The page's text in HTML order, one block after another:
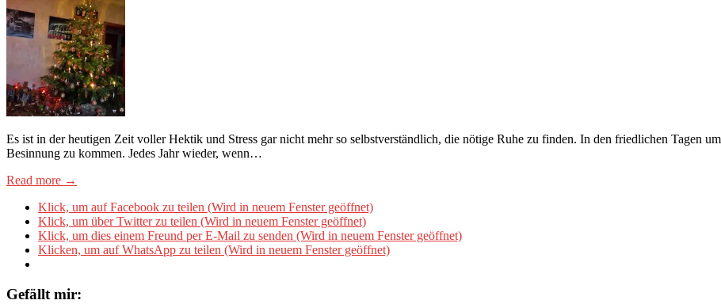
Es ist in der heutigen Zeit voller Hektik und Stress gar nicht mehr so selbstverständlich, die nötige Ruhe zu finden. In den friedlichen Tagen
Besinnung zu kommen. Jedes Jahr wieder, wenn…
Read more →
Klick, um auf Facebook zu teilen (Wird in neuem Fenster geöffnet)
Klick, um über Twitter zu teilen (Wird in neuem Fenster geöffnet)
Klick, um dies einem Freund per E-Mail zu senden (Wird in neuem Fenster geöffnet)
Klicken, um auf WhatsApp zu teilen (Wird in neuem Fenster geöffnet)
Gefällt mir: